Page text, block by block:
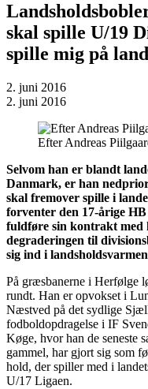
skal spille U/19
spille mig på
2. juni 2016
2. juni 2016
Efter Andreas
Selvom han er blandt
Danmark, er han
skal fremover spille i
forventer den 17-årige
fuldføre sin kontrakt med
degraderingen til
sig ind i
På græsbanerne i Herfølge
rundt. Han er opvokset i
Næstved på det sydlige
fodboldopdragelse i IF
Køge, hvor han de seneste
gammel, har gjort sig som
hold, der spiller med i
U/17 Ligaen.